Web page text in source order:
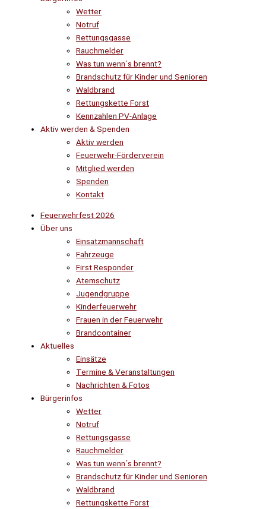
Wetter
Notruf
Rettungsgasse
Rauchmelder
Was tun wenn´s brennt?
Brandschutz für Kinder und Senioren
Waldbrand
Rettungskette Forst
Kennzahlen PV-Anlage
Aktiv werden & Spenden
Aktiv werden
Feuerwehr-Förderverein
Mitglied werden
Spenden
Kontakt
Feuerwehrfest 2026
Über uns
Einsatzmannschaft
Fahrzeuge
First Responder
Atemschutz
Jugendgruppe
Kinderfeuerwehr
Frauen in der Feuerwehr
Brandcontainer
Aktuelles
Einsätze
Termine & Veranstaltungen
Nachrichten & Fotos
Bürgerinfos
Wetter
Notruf
Rettungsgasse
Rauchmelder
Was tun wenn´s brennt?
Brandschutz für Kinder und Senioren
Waldbrand
Rettungskette Forst